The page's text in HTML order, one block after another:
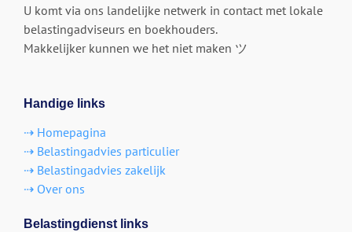
U komt via ons landelijke netwerk in contact met lokale
belastingadviseurs en boekhouders.
Makkelijker kunnen we het niet maken ツ
Handige links
⇢ Homepagina
⇢ Belastingadvies particulier
⇢ Belastingadvies zakelijk
⇢ Over ons
Belastingdienst links